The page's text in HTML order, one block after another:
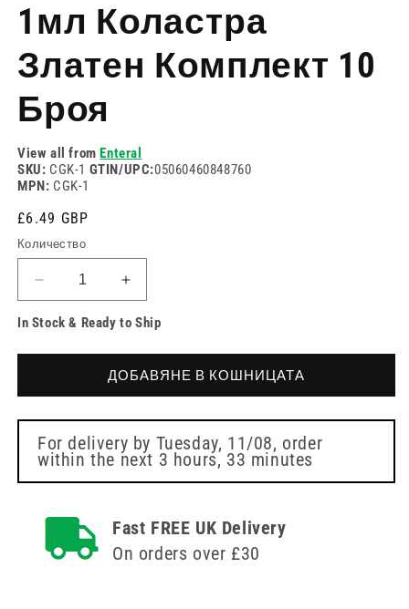
1
режим
1мл Коластра
Златен Комплект 10
Броя
View all from Enteral
SKU: CGK-1 GTIN/UPC:05060460848760
MPN: CGK-1
Редовна
цена
£6.49 GBP
Количество
Намаляване
на
количеството
Коластра
Златен
Комплект
10
Броя
Увеличете
количеството
за
Златен
Комплект
10
Броя
In Stock & Ready to Ship
ДОБАВЯНЕ В КОШНИЦАТА
For delivery by Tuesday, 11/08, order
within the next 3 hours, 33 minutes
Fast FREE UK Delivery
On orders over £30